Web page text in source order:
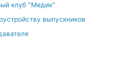
клуб "Медик"
выпускников